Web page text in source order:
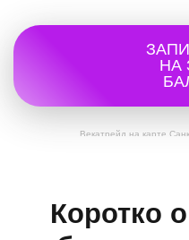
Векатрейд на карте
НА
Коротко